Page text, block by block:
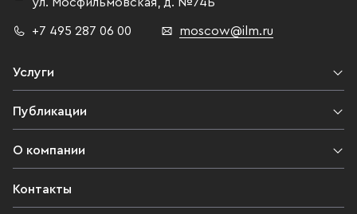
+7 495 287 06 00 moscow@ilm.ru
Услуги
Публикации
О компании
Контакты